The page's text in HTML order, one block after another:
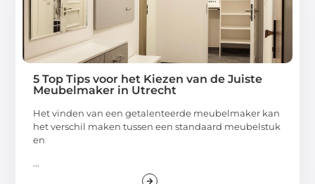
5 Top Tips voor het Kiezen van de Juiste
Meubelmaker in Utrecht
Het vinden van een getalenteerde meubelmaker kan
het verschil maken tussen een standaard meubelstuk
en
...